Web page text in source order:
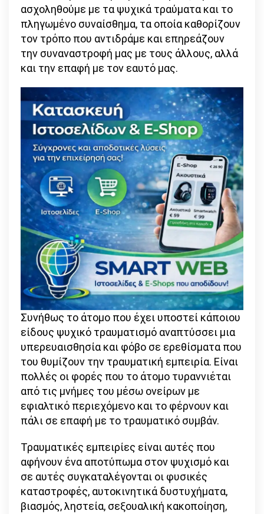
ασχοληθούμε με τα ψυχικά τραύματα και το
πληγωμένο συναίσθημα, τα οποία καθορίζουν
τον τρόπο που αντιδράμε και επηρεάζουν
την συναναστροφή μας με τους άλλους, αλλά
και την επαφή με τον εαυτό μας.
Συνήθως το άτομο που έχει υποστεί κάποιου
είδους ψυχικό τραυματισμό αναπτύσσει μια
υπερευαισθησία και φόβο σε ερεθίσματα που
του θυμίζουν την τραυματική εμπειρία. Είναι
πολλές οι φορές που το άτομο τυραννιέται
από τις μνήμες του μέσω ονείρων με
εφιαλτικό περιεχόμενο και το φέρνουν και
πάλι σε επαφή με το τραυματικό συμβάν.
Τραυματικές εμπειρίες είναι αυτές που
αφήνουν ένα αποτύπωμα στον ψυχισμό και
σε αυτές συγκαταλέγονται οι φυσικές
καταστροφές, αυτοκινητικά δυστυχήματα,
βιασμός, ληστεία, σεξουαλική κακοποίηση,